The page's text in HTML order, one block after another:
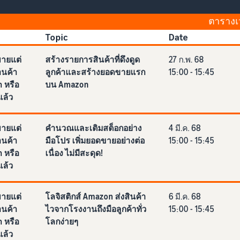
ตาราง
Topic Date
ยแต่
นค้า
หรือ
ล้ว
สร้างรายการสินค้าที่ดึงดูด
ลูกค้าและสร้างยอดขายแรก
บน Amazon
27 ก.พ. 68
15:00 - 15:45
ยแต่
นค้า
หรือ
ล้ว
คำนวณและเติมสต็อกอย่าง
มือโปร เพิ่มยอดขายอย่างต่อ
เนื่อง ไม่มีสะดุด!
4 มี.ค. 68
15:00 - 15:45
ยแต่
นค้า
หรือ
ล้ว
โลจิสติกส์ Amazon ส่งสินค้า
ไวจากโรงงานถึงมือลูกค้าทั่ว
โลกง่ายๆ
6 มี.ค. 68
15:00 - 15:45